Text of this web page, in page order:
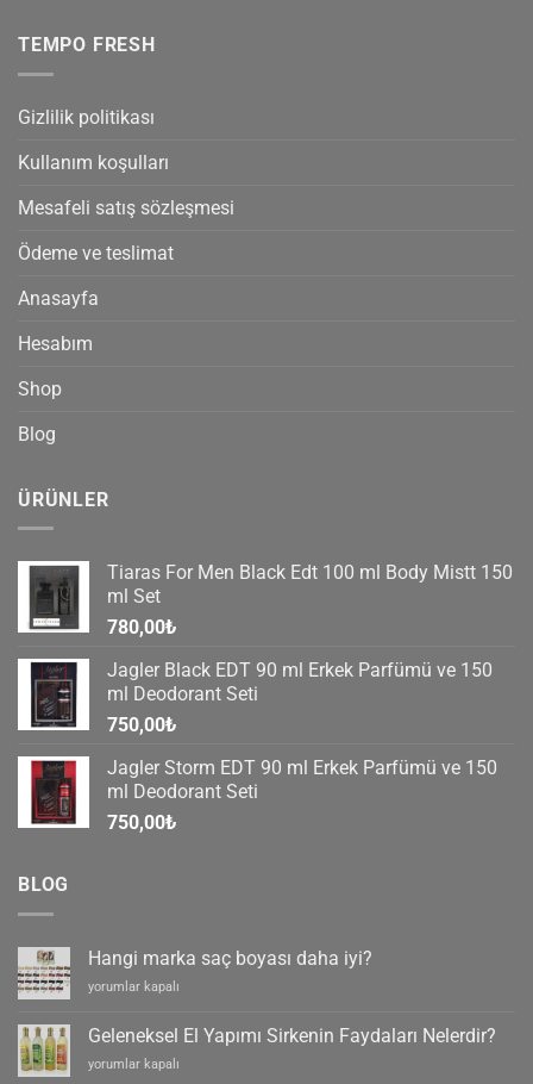
TEMPO FRESH
Gizlilik politikası
Kullanım koşulları
Mesafeli satış sözleşmesi
Ödeme ve teslimat
Anasayfa
Hesabım
Shop
Blog
ÜRÜNLER
Tiaras For Men Black Edt 100 ml Body Mistt 150
ml Set
780,00₺
Jagler Black EDT 90 ml Erkek Parfümü ve 150
ml Deodorant Seti
750,00₺
Jagler Storm EDT 90 ml Erkek Parfümü ve 150
ml Deodorant Seti
750,00₺
BLOG
Hangi marka saç boyası daha iyi?
Hangi
saç
boyası
daha
yorumlar kapalı
Geleneksel El Yapımı Sirkenin Faydaları Nelerdir?
Geleneksel
yorumlar kapalı